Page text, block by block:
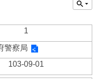
1
警察局
103-09-01